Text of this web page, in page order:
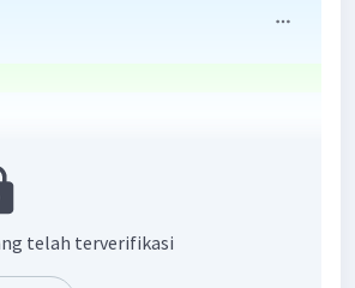
telah terverifikasi